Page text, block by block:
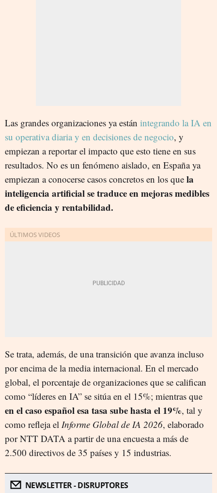
Las grandes organizaciones ya están integrando la IA en
su operativa diaria y en decisiones de negocio, y
empiezan a reportar el impacto que esto tiene en sus
resultados. No es un fenómeno aislado, en España ya
empiezan a conocerse casos concretos en los que la
inteligencia artificial se traduce en mejoras medibles
de eficiencia y rentabilidad.
Se trata, además, de una transición que avanza incluso
por encima de la media internacional. En el mercado
global, el porcentaje de organizaciones que se califican
como “líderes en IA” se sitúa en el 15%; mientras que
en el caso español esa tasa sube hasta el 19%, tal y
como refleja el Informe Global de IA 2026, elaborado
por NTT DATA a partir de una encuesta a más de
2.500 directivos de 35 países y 15 industrias.
NEWSLETTER - DISRUPTORES